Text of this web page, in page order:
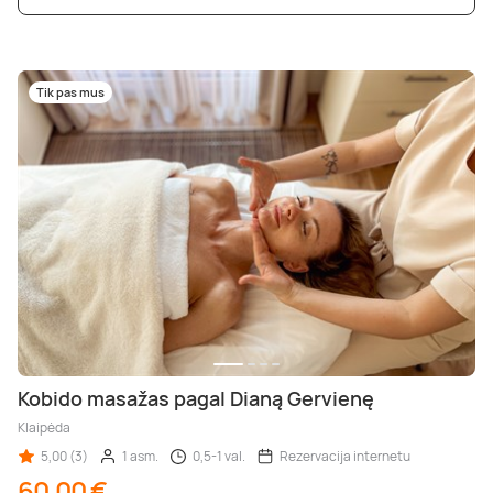
Tik pas mus
Kobido masažas pagal Dianą Gervienę
Klaipėda
5,00 (3)
1 asm. 0,5-1 val. Rezervacija internetu